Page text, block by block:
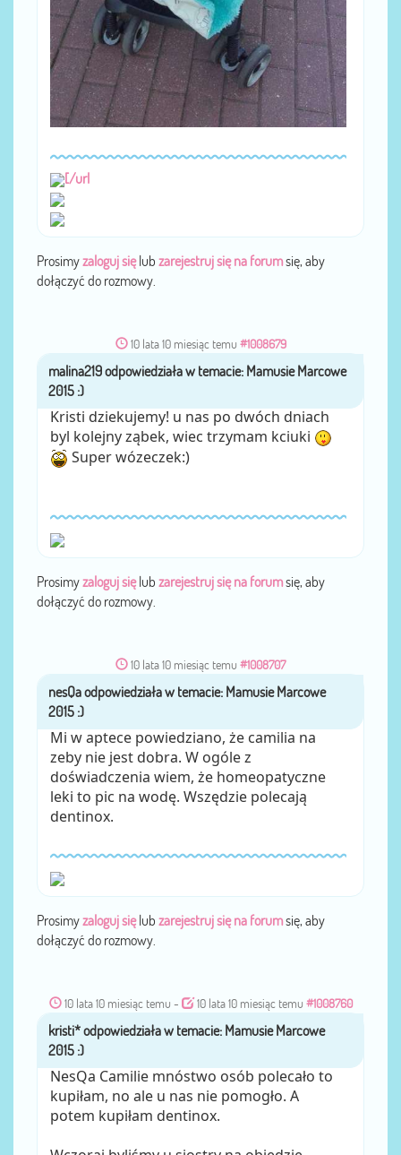
[/url
Prosimyzaloguj sięlub zarejestruj się na forumsię, aby
dołączyć do rozmowy.
10 lata 10 miesiąc temu #1008679
przezmalina219
Kristi dziekujemy! u nas po dwóch dniach
byl kolejny ząbek, wiec trzymam kciuki
Super wózeczek:)
Prosimyzaloguj sięlub zarejestruj się na forumsię, aby
dołączyć do rozmowy.
10 lata 10 miesiąc temu #1008707
przeznesQa
Mi w aptece powiedziano, że camilia na
zeby nie jest dobra. W ogóle z
doświadczenia wiem, że homeopatyczne
leki to pic na wodę. Wszędzie polecają
dentinox.
Prosimyzaloguj sięlub zarejestruj się na forumsię, aby
dołączyć do rozmowy.
10 lata 10 miesiąc temu - 10 lata 10 miesiąc temu #1008760
przezkristi*
NesQa Camilie mnóstwo osób polecało to
kupiłam, no ale u nas nie pomogło. A
potem kupiłam dentinox.